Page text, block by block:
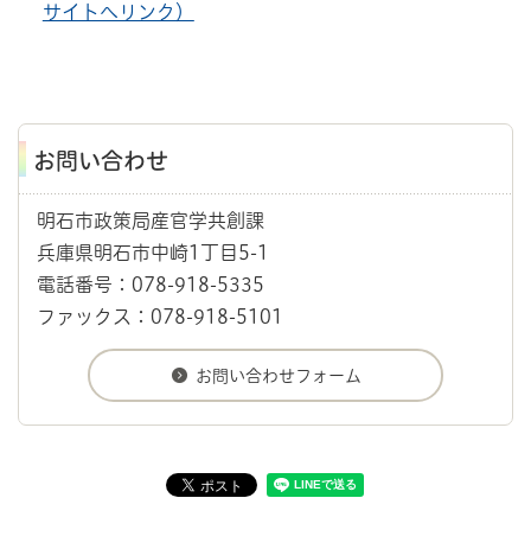
サイトへリンク）
お問い合わせ
明石市政策局産官学共創課
兵庫県明石市中崎1丁目5-1
電話番号：078-918-5335
ファックス：078-918-5101